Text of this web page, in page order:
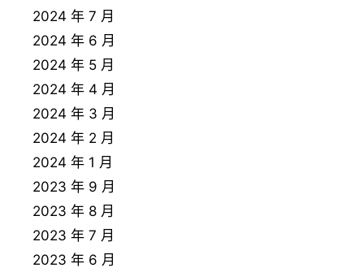
2024 年 7 月
2024 年 6 月
2024 年 5 月
2024 年 4 月
2024 年 3 月
2024 年 2 月
2024 年 1 月
2023 年 9 月
2023 年 8 月
2023 年 7 月
2023 年 6 月